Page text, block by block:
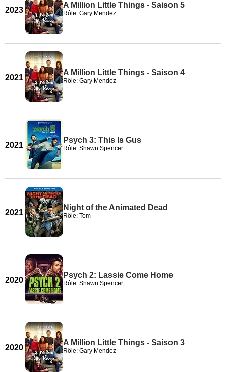
2023
A Million Little Things - Saison 5
Rôle: Gary Mendez
2021
A Million Little Things - Saison 4
Rôle: Gary Mendez
2021
Psych 3: This Is Gus
Rôle: Shawn Spencer
2021
Night of the Animated Dead
Rôle: Tom
2020
Psych 2: Lassie Come Home
Rôle: Shawn Spencer
2020
A Million Little Things - Saison 3
Rôle: Gary Mendez